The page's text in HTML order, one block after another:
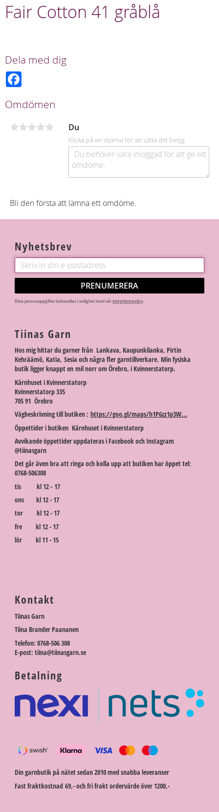
Fair Cotton 41 gråblå
Dela med dig
b
o
k
Omdömen
Du
Klicka på en stjärna för att sätta ditt betyg
Bli den första att lämna ett omdöme.
Nyhetsbrev
PRENUMERERA
Dina personuppgifter behandlas i enlighet med vårintegritetspolicy.
Tiinas Garn
Hos mig hittar du garner från Lankava, Kaupunkilanka, Pirtin
Kehräämö, Katia, Sesia och några fler garntillverkare. Min fysiska
butik ligger knappt en mil norr om Örebro, i Kvinnerstatorp.
Kärnhuset i Kvinnerstatorp
Kvinnerstatorp 335
705 91 Örebro
Vägbeskrivning till butiken : https://goo.gl/maps/h1P6zz1p3W...
Öppettider i butiken Kärnhuset i Kvinnerstatorp
Avvikande öppettider uppdateras i Facebook och Instagram
@tiinasgarn
Det går även bra att ringa och kolla upp att butiken har öppet tel:
0768-506308
tis kl 12 - 17
ons kl 12 - 17
tor kl 12 - 17
fre kl 12 - 17
lör kl 11 - 15
Kontakt
Tiinas Garn
Tiina Brander Paananen
Telefon: 0768-506 308
E-post: tiina@tiinasgarn.se
Betalning
Din garnbutik på nätet sedan 2010 med snabba leveranser
Fast fraktkostnad 69,- och fri frakt ordervärde över 1200,-